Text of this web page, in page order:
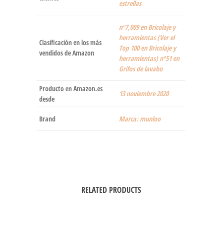
estrellas
Clasificación en los más
vendidos de Amazon
nº7,009 en Bricolaje y
herramientas (Ver el
Top 100 en Bricolaje y
herramientas) nº51 en
Grifos de lavabo
Producto en Amazon.es
desde
13 noviembre 2020
Brand Marca: munloo
RELATED PRODUCTS